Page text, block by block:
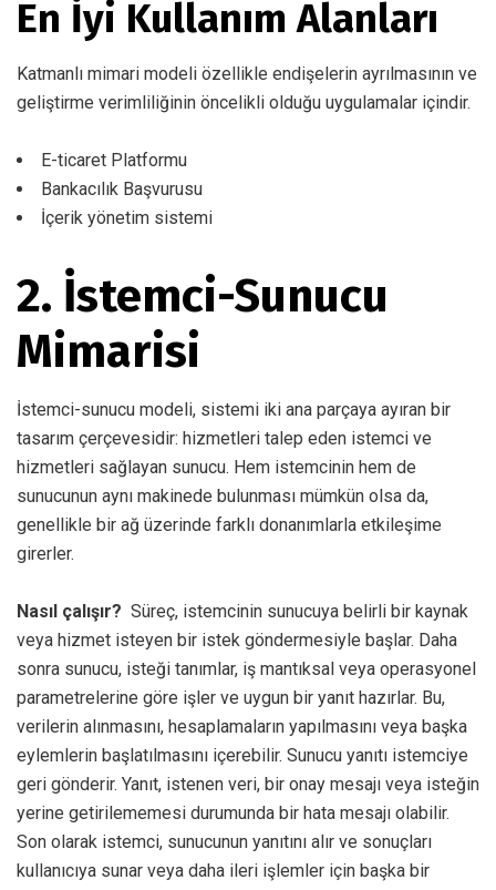
En İyi Kullanım Alanları
Katmanlı mimari modeli özellikle endişelerin ayrılmasının ve
geliştirme verimliliğinin öncelikli olduğu uygulamalar içindir.
E-ticaret Platformu
Bankacılık Başvurusu
İçerik yönetim sistemi
2. İstemci-Sunucu
Mimarisi
İstemci-sunucu modeli, sistemi iki ana parçaya ayıran bir
tasarım çerçevesidir: hizmetleri talep eden istemci ve
hizmetleri sağlayan sunucu. Hem istemcinin hem de
sunucunun aynı makinede bulunması mümkün olsa da,
genellikle bir ağ üzerinde farklı donanımlarla etkileşime
girerler.
Nasıl çalışır? Süreç, istemcinin sunucuya belirli bir kaynak
veya hizmet isteyen bir istek göndermesiyle başlar. Daha
sonra sunucu, isteği tanımlar, iş mantıksal veya operasyonel
parametrelerine göre işler ve uygun bir yanıt hazırlar. Bu,
verilerin alınmasını, hesaplamaların yapılmasını veya başka
eylemlerin başlatılmasını içerebilir. Sunucu yanıtı istemciye
geri gönderir. Yanıt, istenen veri, bir onay mesajı veya isteğin
yerine getirilememesi durumunda bir hata mesajı olabilir.
Son olarak istemci, sunucunun yanıtını alır ve sonuçları
kullanıcıya sunar veya daha ileri işlemler için başka bir